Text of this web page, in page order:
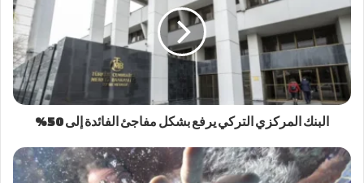
البنك المركزي التركي يرفع بشكل مفاجئ الفائدة إلى 50%